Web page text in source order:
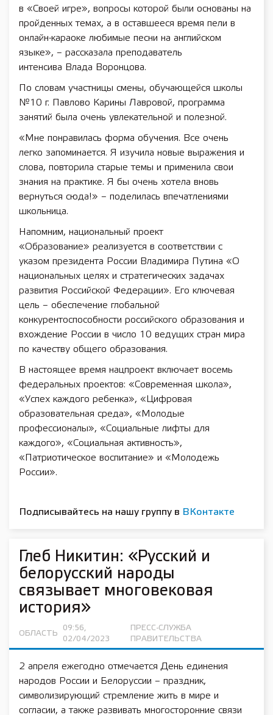
в «Своей игре», вопросы которой были основаны на
пройденных темах, а в оставшееся время пели в
онлайн-караоке любимые песни на английском
языке», – рассказала преподаватель
интенсива Влада Воронцова.
По словам участницы смены, обучающейся школы
№10 г. Павлово Карины Лавровой, программа
занятий была очень увлекательной и полезной.
«Мне понравилась форма обучения. Все очень
легко запоминается. Я изучила новые выражения и
слова, повторила старые темы и применила свои
знания на практике. Я бы очень хотела вновь
вернуться сюда!» – поделилась впечатлениями
школьница.
Напомним, национальный проект
«Образование» реализуется в соответствии с
указом президента России Владимира Путина «О
национальных целях и стратегических задачах
развития Российской Федерации». Его ключевая
цель – обеспечение глобальной
конкурентоспособности российского образования и
вхождение России в число 10 ведущих стран мира
по качеству общего образования.
В настоящее время нацпроект включает восемь
федеральных проектов: «Современная школа»,
«Успех каждого ребенка», «Цифровая
образовательная среда», «Молодые
профессионалы», «Социальные лифты для
каждого», «Социальная активность»,
«Патриотическое воспитание» и «Молодежь
России».
Подписывайтесь на нашу группу в ВКонтакте
Глеб Никитин: «Русский и
белорусский народы
связывает многовековая
история»
ОБЛАСТЬ
09:56,
02/04/2023
ПРЕСС-СЛУЖБА
ПРАВИТЕЛЬСТВА
2 апреля ежегодно отмечается День единения
народов России и Белоруссии – праздник,
символизирующий стремление жить в мире и
согласии, а также развивать многосторонние связи